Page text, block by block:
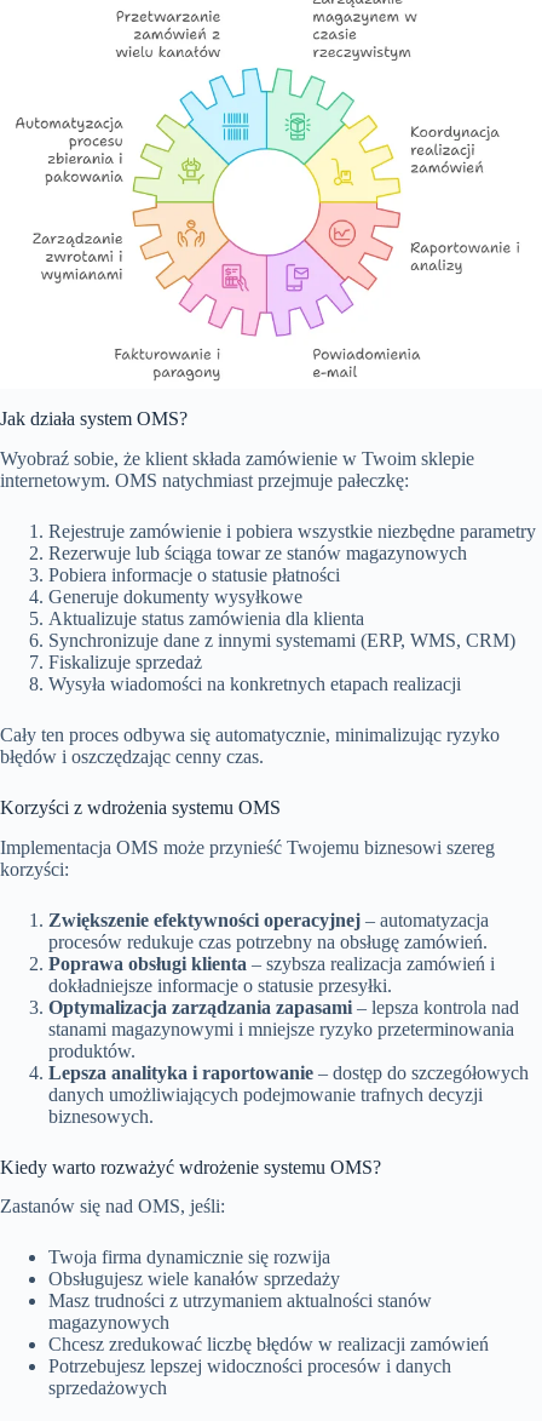
Jak działa system OMS?
Wyobraź sobie, że klient składa zamówienie w Twoim sklepie
internetowym. OMS natychmiast przejmuje pałeczkę:
Rejestruje zamówienie i pobiera wszystkie niezbędne parametry
Rezerwuje lub ściąga towar ze stanów magazynowych
Pobiera informacje o statusie płatności
Generuje dokumenty wysyłkowe
Aktualizuje status zamówienia dla klienta
Synchronizuje dane z innymi systemami (ERP, WMS, CRM)
Fiskalizuje sprzedaż
Wysyła wiadomości na konkretnych etapach realizacji
Cały ten proces odbywa się automatycznie, minimalizując ryzyko
błędów i oszczędzając cenny czas.
Korzyści z wdrożenia systemu OMS
Implementacja OMS może przynieść Twojemu biznesowi szereg
korzyści:
Zwiększenie efektywności operacyjnej – automatyzacja
procesów redukuje czas potrzebny na obsługę zamówień.
Poprawa obsługi klienta – szybsza realizacja zamówień i
dokładniejsze informacje o statusie przesyłki.
Optymalizacja zarządzania zapasami – lepsza kontrola nad
stanami magazynowymi i mniejsze ryzyko przeterminowania
produktów.
Lepsza analityka i raportowanie – dostęp do szczegółowych
danych umożliwiających podejmowanie trafnych decyzji
biznesowych.
Kiedy warto rozważyć wdrożenie systemu OMS?
Zastanów się nad OMS, jeśli:
Twoja firma dynamicznie się rozwija
Obsługujesz wiele kanałów sprzedaży
Masz trudności z utrzymaniem aktualności stanów
magazynowych
Chcesz zredukować liczbę błędów w realizacji zamówień
Potrzebujesz lepszej widoczności procesów i danych
sprzedażowych